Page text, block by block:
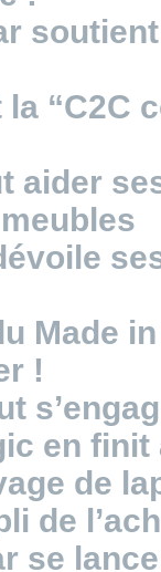
“C2C
aider
Made
!
en
de
de
se